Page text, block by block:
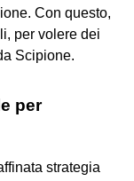
Con questo,
per volere dei
Scipione.
per
strategia